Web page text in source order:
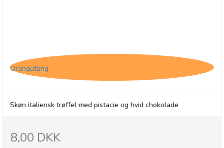
Orangutang
Skøn italiensk trøffel med pistacie og hvid chokolade
8,00 DKK